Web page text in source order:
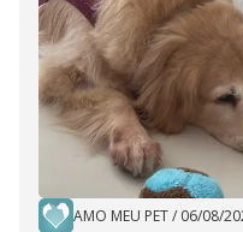
AMO MEU PET/ 06/08/